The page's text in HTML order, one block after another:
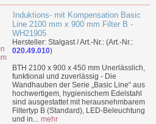
Induktions- mit Kompensation Basic
Line 2100 mm x 900 mm Filter B -
WH21905
Hersteller: Stalgast / Art.-Nr.: (Art.-Nr.:
020.49.010)
BTH 2100 x 900 x 450 mm Unerlässlich,
funktional und zuverlässig - Die
Wandhauben der Serie „Basic Line“ aus
hochwertigem, hygienischem Edelstahl
sind ausgestattet mit herausnehmbarem
Filtertyp B (Standard), LED-Beleuchtung
und in... mehr